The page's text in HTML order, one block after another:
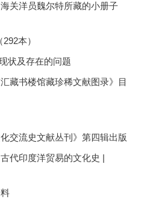
关洋员魏尔特所藏的小册子
本）
状及存在的问题
藏书楼馆藏珍稀文献图录》目
交流史文献丛刊》第四辑出版
代印度洋贸易的文化史 |